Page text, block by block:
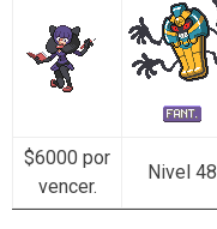
$6000 por
vencer.
Nivel 48